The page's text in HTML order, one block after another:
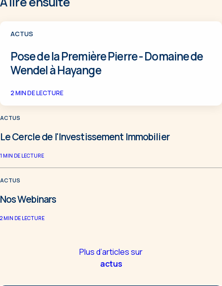
ACTUS
Pose de la Première Pierre - Domaine de
Wendel à Hayange
2MIN DE LECTURE
ACTUS
Le Cercle de l'Investissement Immobilier
1 MIN DE LECTURE
ACTUS
Nos Webinars
2 MIN DE LECTURE
Plus d’articles sur
actus